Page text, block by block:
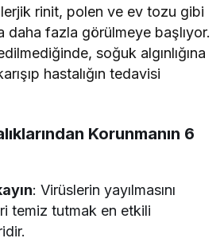
rinit, polen ve ev tozu gibi
daha fazla görülmeye başlıyor.
soğuk algınlığına
hastalığın tedavisi
Korunmanın 6
: Virüslerin yayılmasını
temiz tutmak en etkili